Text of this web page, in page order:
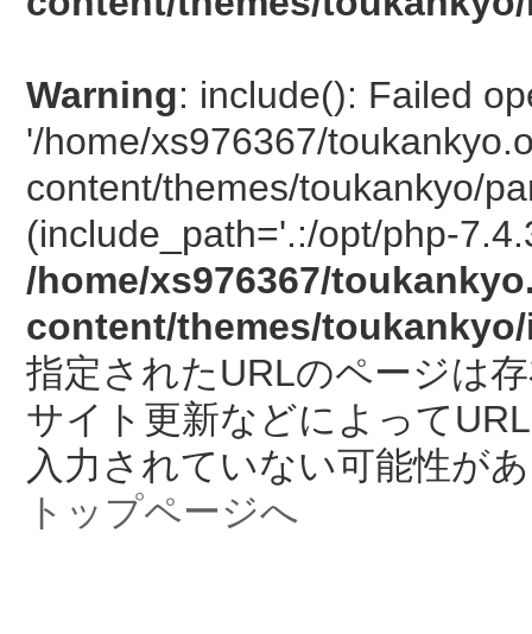
Warning: include(): Failed
'/home/xs976367/
content/themes/toukankyo/
(include_path='.:/opt/php-
/home/xs976367/
content/themes/
指定されたURLのページは
サイト更新などによって
入力されていない可能性が
トップページへ